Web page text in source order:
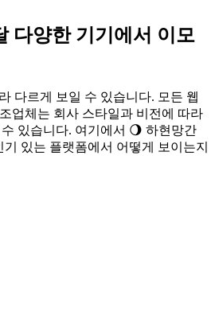
다양한 기기에서 이모
다르게 보일 수 있습니다. 모든 웹
업체는 회사 스타일과 비전에 따라
있습니다. 여기에서 🌖 하현망간
있는 플랫폼에서 어떻게 보이는지